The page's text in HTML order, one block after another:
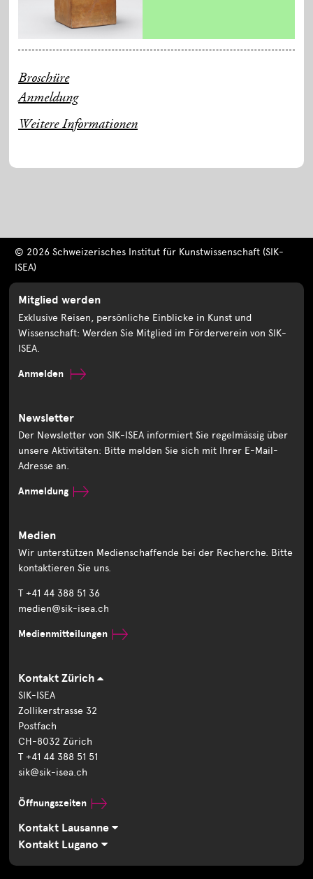
Broschüre
Anmeldung
Weitere Informationen
© 2026 Schweizerisches Institut für Kunstwissenschaft (SIK-
ISEA)
Mitglied werden
Exklusive Reisen, persönliche Einblicke in Kunst und
Wissenschaft: Werden Sie Mitglied im Förderverein von SIK-
ISEA.
Anmelden
Newsletter
Der Newsletter von SIK-ISEA informiert Sie regelmässig über
unsere Aktivitäten: Bitte melden Sie sich mit Ihrer E-Mail-
Adresse an.
Anmeldung
Medien
Wir unterstützen Medienschaffende bei der Recherche. Bitte
kontaktieren Sie uns.
T +41 44 388 51 36
medien@sik-isea.ch
Medienmitteilungen
Kontakt Zürich
SIK-ISEA
Zollikerstrasse 32
Postfach
CH-8032 Zürich
T +41 44 388 51 51
sik@sik-isea.ch
Öffnungszeiten
Kontakt Lausanne
Kontakt Lugano